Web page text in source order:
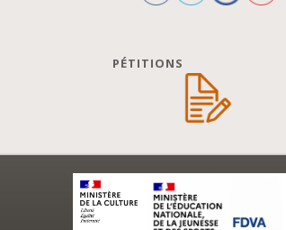
PÉTITIONS